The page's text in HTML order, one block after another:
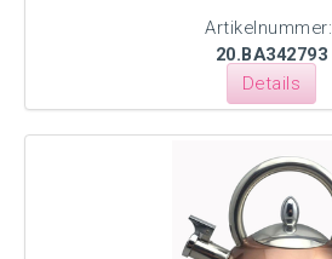
Artikelnummer:
20.BA342793
Details